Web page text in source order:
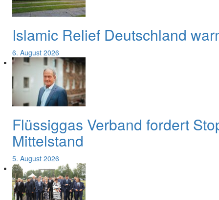
Islamic Relief Deutschland
6. August 2026
Flüssiggas Verband fordert
Mittelstand
5. August 2026